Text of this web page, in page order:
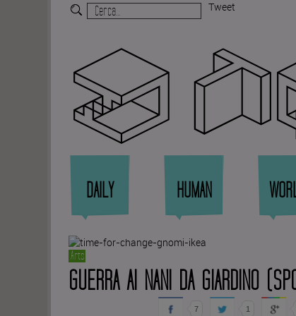
Tweet
DAILY HUMAN
Arts
GUERRA AI NANI DA GIARDINO
7 1